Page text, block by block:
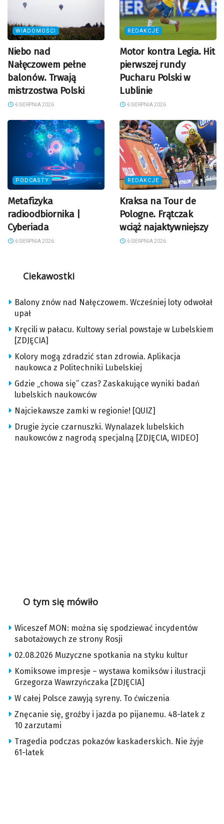
WIADOMOŚCI
Niebo nad
Nałęczowem pełne
balonów. Trwają
mistrzostwa Polski
6 SIERPNIA 2026
REDAKCJE
Motor kontra Legia. Hit
pierwszej rundy
Pucharu Polski w
Lublinie
6 SIERPNIA 2026
PODCASTY
Metafizyka
radioodbiornika |
Cyberiada
6 SIERPNIA 2026
REDAKCJE
Kraksa na Tour de
Pologne. Frątczak
wciąż najaktywniejszy
6 SIERPNIA 2026
Ciekawostki
Balony znów nad Nałęczowem. Wcześniej loty odwołał
upał
Kręcili w pałacu. Kultowy serial powstaje w Lubelskiem
[ZDJĘCIA]
Kolory mogą zdradzić stan zdrowia. Aplikacja
naukowca z Politechniki Lubelskiej
Gdzie „chowa się” czas? Zaskakujące wyniki badań
lubelskich naukowców
Najciekawsze zamki w regionie! [QUIZ]
Drugie życie czarnuszki. Wynalazek lubelskich
naukowców z nagrodą specjalną [ZDJĘCIA, WIDEO]
O tym się mówiło
Wiceszef MON: można się spodziewać incydentów
sabotażowych ze strony Rosji
02.08.2026 Muzyczne spotkania na styku kultur
Komiksowe impresje – wystawa komiksów i ilustracji
Grzegorza Wawrzyńczaka [ZDJĘCIA]
W całej Polsce zawyją syreny. To ćwiczenia
Znęcanie się, groźby i jazda po pijanemu. 48-latek z
10 zarzutami
Tragedia podczas pokazów kaskaderskich. Nie żyje
61-latek